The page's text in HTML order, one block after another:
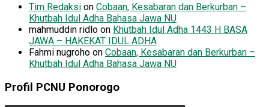
Tim Redaksi on Cobaan, Kesabaran dan Berkurban –
Khutbah Idul Adha Bahasa Jawa NU
mahmuddin ridlo on Khutbah Idul Adha 1443 H BASA
JAWA – HAKEKAT IDUL ADHA
Fahmi nugroho on Cobaan, Kesabaran dan Berkurban –
Khutbah Idul Adha Bahasa Jawa NU
Profil PCNU Ponorogo